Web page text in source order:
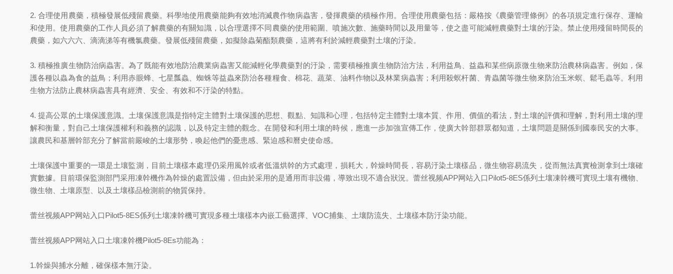
2. 合理使用農藥，積極發展低殘留農藥。科學地使用農藥能夠有效地消滅農作物病蟲害，發揮農藥的積極作用。合理使用農藥包括：嚴格按《農藥管理條例》的各項規定進行保存、運輸
和使用。使用農藥的工作人員必須了解農藥的有關知識，以合理選擇不同農藥的使用範圍、噴施次數、施藥時間以及用量等，使之盡可能減輕農藥對土壤的汙染。禁止使用殘留時間長的
農藥，如六六六、滴滴涕等有機氯農藥。發展低殘留農藥，如擬除蟲菊酯類農藥，這將有利於減輕農藥對土壤的汙染。
3. 積極推廣生物防治病蟲害。為了既能有效地防治農業病蟲害又能減輕化學農藥對的汙染，需要積極推廣生物防治方法，利用益鳥、益蟲和某些病原微生物來防治農林病蟲害。例如，保
護各種以蟲為食的益鳥；利用赤眼蜂、七星瓢蟲、蜘蛛等益蟲來防治各種糧食、棉花、蔬菜、油料作物以及林業病蟲害；利用殺螟杆菌、青蟲菌等微生物來防治玉米螟、鬆毛蟲等。利用
生物方法防止農林病蟲害具有經濟、安全、有效和不汙染的特點。
4. 提高公眾的土壤保護意識。土壤保護意識是指特定主體對土壤保護的思想、觀點、知識和心理，包括特定主體對土壤本質、作用、價值的看法，對土壤的評價和理解，對利用土壤的理
解和衡量，對自己土壤保護權利和義務的認識，以及特定主體的觀念。在開發和利用土壤的時候，應進一步加強宣傳工作，使廣大幹部群眾都知道，土壤問題是關係到國泰民安的大事。
讓農民和基層幹部充分了解當前嚴峻的土壤形勢，喚起他們的憂患感、緊迫感和曆史使命感。
土壤保護中重要的一環是土壤監測，目前土壤樣本處理仍采用風幹或者低溫烘幹的方式處理，損耗大，幹燥時間長，容易汙染土壤樣品，微生物容易流失，從而無法真實檢測拿到土壤確
實數據。目前環保監測部門采用凍幹機作為幹燥的處置設備，但由於采用的是通用而非設備，導致出現不適合狀況。蕾丝视频APP网站入口Pilot5-8ES係列土壤凍幹機可實現土壤有機物、
微生物、土壤原型、以及土壤樣品檢測前的物質保持。
蕾丝视频APP网站入口Pilot5-8ES係列土壤凍幹機可實現多種土壤樣本內嵌工藝選擇、VOC捕集、土壤防流失、土壤樣本防汙染功能。
蕾丝视频APP网站入口土壤凍幹機Pilot5-8Es功能為：
1.幹燥與捕水分離，確保樣本無汙染。